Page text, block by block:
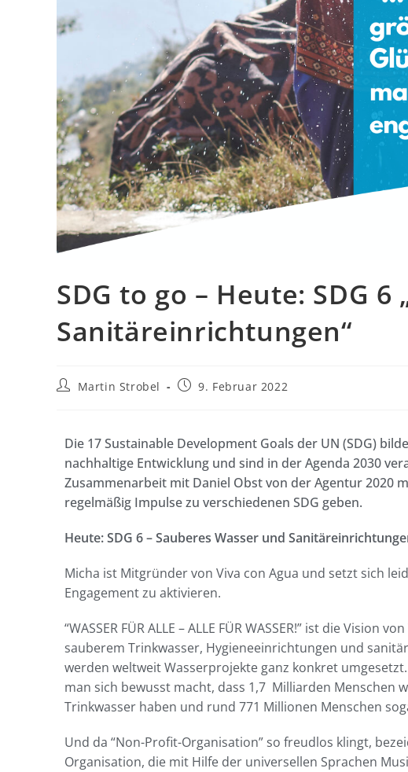
SDG to go – Heute: SDG
Sanitäreinrichtungen“
Martin Strobel 9. Februar 2022
Die 17 Sustainable Development Goals der UN (SDG)
nachhaltige Entwicklung und sind in der Agenda 2030
Zusammenarbeit mit Daniel Obst von der Agentur 2020
regelmäßig Impulse zu verschiedenen SDG geben.
Heute: SDG 6 – Sauberes Wasser und
Micha ist Mitgründer von Viva con Agua und setzt sich
Engagement zu aktivieren.
“WASSER FÜR ALLE – ALLE FÜR WASSER!” ist die Vision
sauberem Trinkwasser, Hygieneeinrichtungen und
werden weltweit Wasserprojekte ganz konkret
man sich bewusst macht, dass 1,7 Milliarden Menschen
Trinkwasser haben und rund 771 Millionen Menschen
Und da “Non-Profit-Organisation” so freudlos klingt,
Organisation, die mit Hilfe der universellen Sprachen